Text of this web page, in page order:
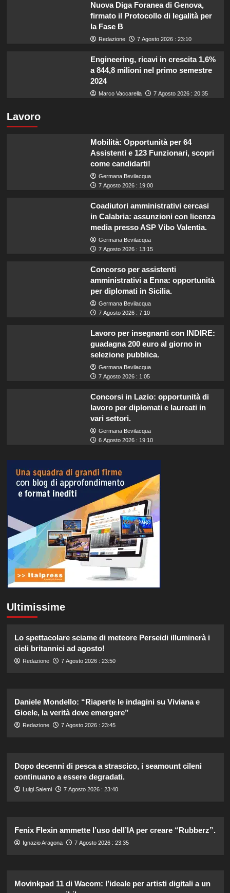
Nuova Diga Foranea di Genova,
firmato il Protocollo di legalità per
la Fase B
Redazione 7 Agosto 2026 : 23:10
Engineering, ricavi in crescita 1,6%
a 844,8 milioni nel primo semestre
2024
Marco Vaccarella 7 Agosto 2026 : 20:35
Lavoro
Mobilità: Opportunità per 64
Assistenti e 123 Funzionari, scopri
come candidarti!
Germana Bevilacqua
7 Agosto 2026 : 19:00
Coadiutori amministrativi cercasi
in Calabria: assunzioni con licenza
media presso ASP Vibo Valentia.
Germana Bevilacqua
7 Agosto 2026 : 13:15
Concorso per assistenti
amministrativi a Enna: opportunità
per diplomati in Sicilia.
Germana Bevilacqua
7 Agosto 2026 : 7:10
Lavoro per insegnanti con INDIRE:
guadagna 200 euro al giorno in
selezione pubblica.
Germana Bevilacqua
7 Agosto 2026 : 1:05
Concorsi in Lazio: opportunità di
lavoro per diplomati e laureati in
vari settori.
Germana Bevilacqua
6 Agosto 2026 : 19:10
Ultimissime
Lo spettacolare sciame di meteore Perseidi illuminerà i
cieli britannici ad agosto!
Redazione 7 Agosto 2026 : 23:50
Daniele Mondello: “Riaperte le indagini su Viviana e
Gioele, la verità deve emergere”
Redazione 7 Agosto 2026 : 23:45
Dopo decenni di pesca a strascico, i seamount cileni
continuano a essere degradati.
Luigi Salemi 7 Agosto 2026 : 23:40
Fenix Flexin ammette l’uso dell’IA per creare “Rubberz”.
Ignazio Aragona 7 Agosto 2026 : 23:35
Movinkpad 11 di Wacom: l’ideale per artisti digitali a un